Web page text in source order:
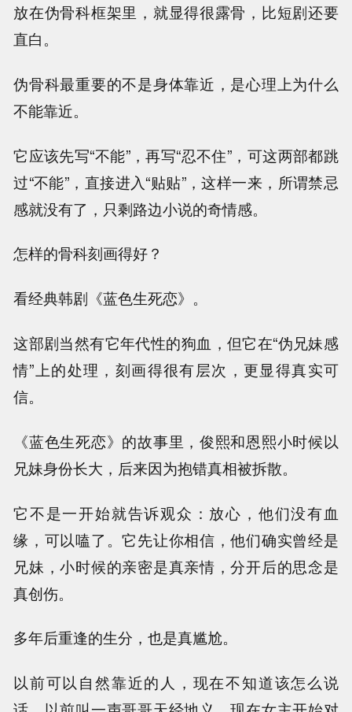
放在伪骨科框架里，就显得很露骨，比短剧还要
直白。
伪骨科最重要的不是身体靠近，是心理上为什么
不能靠近。
它应该先写“不能”，再写“忍不住”，可这两部都跳
过“不能”，直接进入“贴贴”，这样一来，所谓禁忌
感就没有了，只剩路边小说的奇情感。
怎样的骨科刻画得好？
看经典韩剧《蓝色生死恋》。
这部剧当然有它年代性的狗血，但它在“伪兄妹感
情”上的处理，刻画得很有层次，更显得真实可
信。
《蓝色生死恋》的故事里，俊熙和恩熙小时候以
兄妹身份长大，后来因为抱错真相被拆散。
它不是一开始就告诉观众：放心，他们没有血
缘，可以嗑了。它先让你相信，他们确实曾经是
兄妹，小时候的亲密是真亲情，分开后的思念是
真创伤。
多年后重逢的生分，也是真尴尬。
以前可以自然靠近的人，现在不知道该怎么说